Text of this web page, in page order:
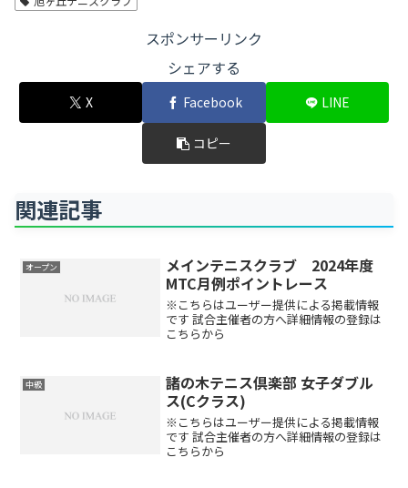
スポンサーリンク
シェアする
X Facebook LINE
コピー
関連記事
オープン
メインテニスクラブ 2024年度
MTC月例ポイントレース
※こちらはユーザー提供による掲載情報
です 試合主催者の方へ詳細情報の登録は
こちらから
中級
諸の木テニス倶楽部 女子ダブル
ス(Cクラス)
※こちらはユーザー提供による掲載情報
です 試合主催者の方へ詳細情報の登録は
こちらから